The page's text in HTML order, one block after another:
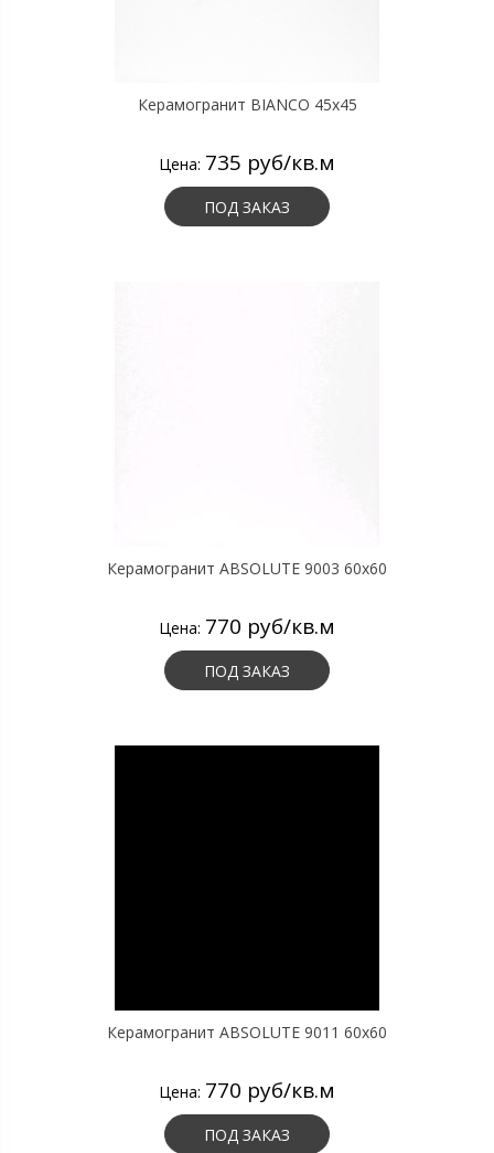
Керамогранит BIANCO 45x45
Цена: 735 руб/кв.м
ПОД ЗАКАЗ
Керамогранит ABSOLUTE 9003 60х60
Цена: 770 руб/кв.м
ПОД ЗАКАЗ
Керамогранит ABSOLUTE 9011 60х60
Цена: 770 руб/кв.м
ПОД ЗАКАЗ